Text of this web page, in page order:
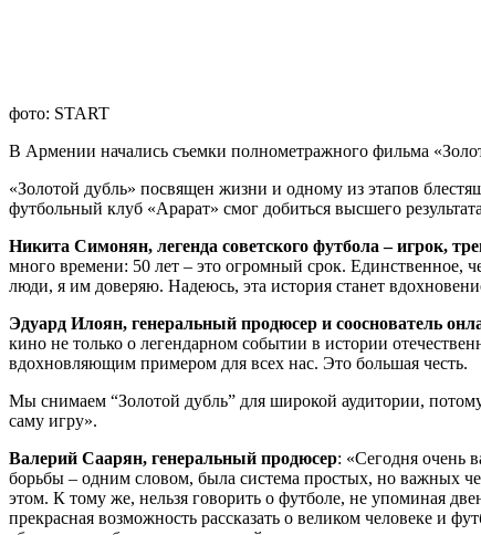
фото: START
В Армении начались съемки полнометражного фильма
«Золотой дубль» посвящен жизни и одному из этапов
футбольный клуб «Арарат» смог добиться высшего
Никита Симонян, легенда советского футбола – игрок,
много времени: 50 лет – это огромный срок. Единственное,
люди, я им доверяю. Надеюсь, эта история станет
Эдуард Илоян, генеральный продюсер и сооснователь
кино не только о легендарном событии в истории
вдохновляющим примером для всех нас. Это большая честь.
Мы снимаем “Золотой дубль” для широкой аудитории,
саму игру».
Валерий Саарян, генеральный продюсер: «Сегодня очень
борьбы – одним словом, была система простых, но важных
этом. К тому же, нельзя говорить о футболе, не упоминая
прекрасная возможность рассказать о великом человеке и